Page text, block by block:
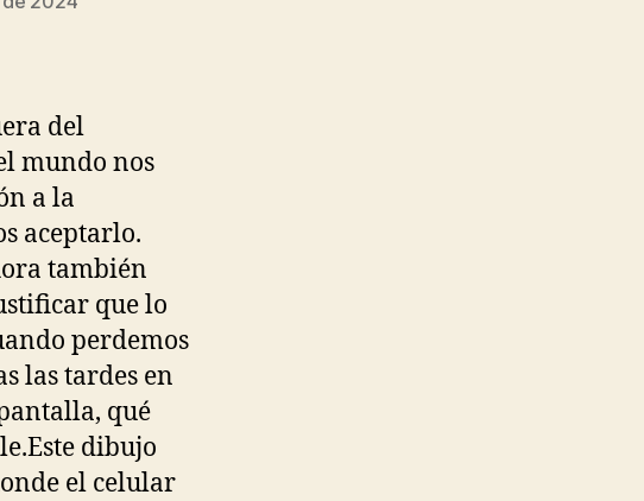
del
mundo nos
a la
aceptarlo.
también
que lo
perdemos
las tardes en
qué
dibujo
el celular